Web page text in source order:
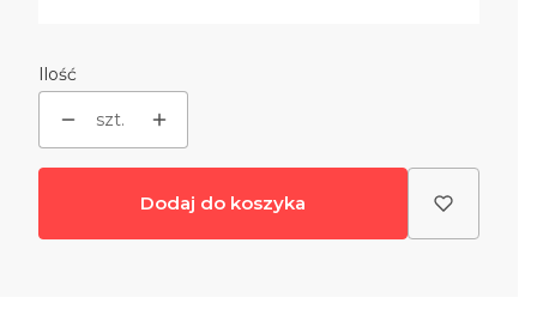
Ilość
szt.
Dodaj do koszyka